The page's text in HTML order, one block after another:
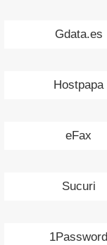
Gdata.es
Hostpapa
eFax
Sucuri
1Password